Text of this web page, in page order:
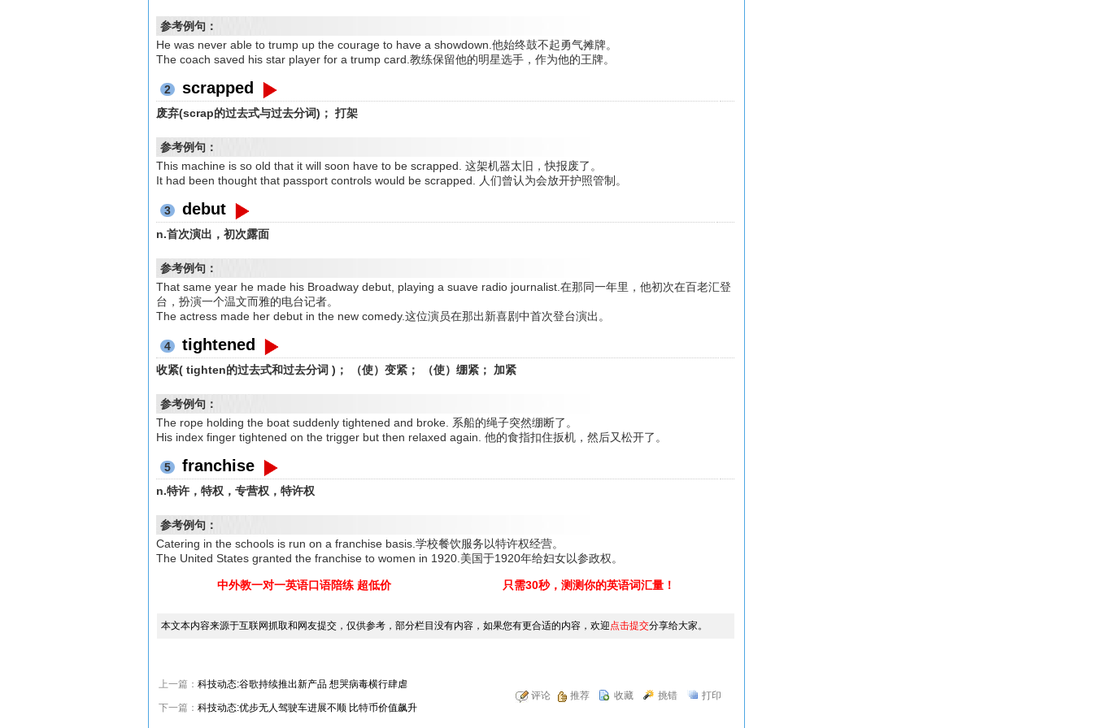
参考例句：
He was never able to trump up the courage to have a showdown.他始终鼓不起勇气摊牌。
The coach saved his star player for a trump card.教练保留他的明星选手，作为他的王牌。
2 scrapped
废弃(scrap的过去式与过去分词)； 打架
参考例句：
This machine is so old that it will soon have to be scrapped. 这架机器太旧，快报废了。
It had been thought that passport controls would be scrapped. 人们曾认为会放开护照管制。
3 debut
n.首次演出，初次露面
参考例句：
That same year he made his Broadway debut, playing a suave radio journalist.在那同一年里，他初次在百老汇登
台，扮演一个温文而雅的电台记者。
The actress made her debut in the new comedy.这位演员在那出新喜剧中首次登台演出。
4 tightened
收紧( tighten的过去式和过去分词 )； （使）变紧； （使）绷紧； 加紧
参考例句：
The rope holding the boat suddenly tightened and broke. 系船的绳子突然绷断了。
His index finger tightened on the trigger but then relaxed again. 他的食指扣住扳机，然后又松开了。
5 franchise
n.特许，特权，专营权，特许权
参考例句：
Catering in the schools is run on a franchise basis.学校餐饮服务以特许权经营。
The United States granted the franchise to women in 1920.美国于1920年给妇女以参政权。
中外教一对一英语口语陪练 超低价 只需30秒，测测你的英语词汇量！
本文本内容来源于互联网抓取和网友提交，仅供参考，部分栏目没有内容，如果您有更合适的内容，欢迎点击提交分享给大家。
上一篇： 科技动态:谷歌持续推出新产品 想哭病毒横行肆虐
下一篇： 科技动态:优步无人驾驶车进展不顺 比特币价值飙升
评论 推荐 收藏 挑错 打印